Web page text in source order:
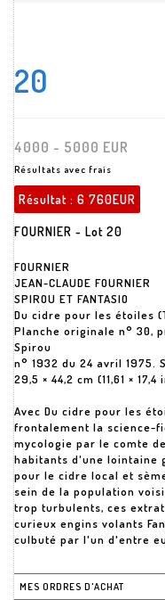
20
4000 - 5000 EUR
Résultats avec frais
Résultat : 6 760EUR
FOURNIER - Lot 20
FOURNIER
JEAN-CLAUDE FOURNIER
SPIROU ET FANTASIO
Du cidre pour les étoiles
Planche originale n° 30,
Spirou
n° 1932 du 24 avril 1975.
29,5 × 44,2 cm (11,61 × 17,4
Avec Du cidre pour les
frontalement la science-
mycologie par le comte
habitants d'une lointaine
pour le cidre local et
sein de la population
trop turbulents, ces
curieux engins volants
culbuté par l'un d'entre
MES ORDRES D'ACHAT